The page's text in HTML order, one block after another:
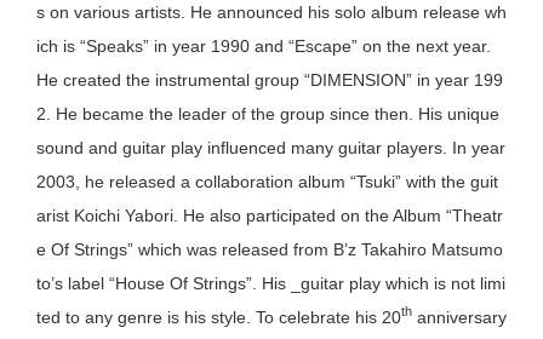
s on various artists. He announced his solo album release wh
ich is “Speaks” in year 1990 and “Escape” on the next year.
He created the instrumental group “DIMENSION” in year 199
2. He became the leader of the group since then. His unique
sound and guitar play influenced many guitar players. In year
2003, he released a collaboration album “Tsuki” with the guit
arist Koichi Yabori. He also participated on the Album “Theatr
e Of Strings” which was released from B’z Takahiro Matsumo
to’s label “House Of Strings”. His _guitar play which is not limi
ted to any genre is his style. To celebrate his 20th anniversary